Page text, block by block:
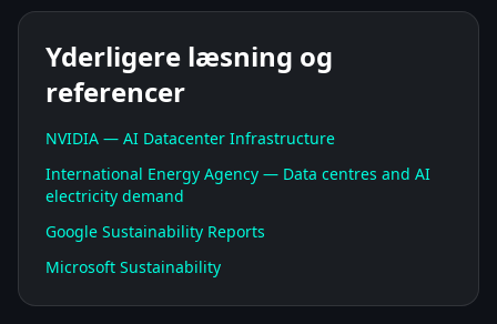
Yderligere læsning og
referencer
NVIDIA — AI Datacenter Infrastructure
International Energy Agency — Data centres and AI
electricity demand
Google Sustainability Reports
Microsoft Sustainability